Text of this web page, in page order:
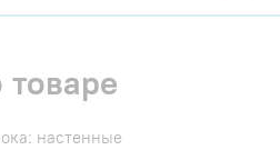
товаре
настенные